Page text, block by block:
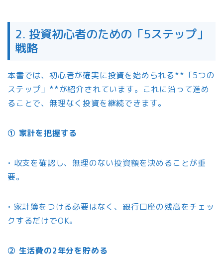
2. 投資初心者のための「5ステップ」
戦略
本書では、初心者が確実に投資を始められる**「5つの
ステップ」**が紹介されています。これに沿って進め
ることで、無理なく投資を継続できます。
① 家計を把握する
• 収支を確認し、無理のない投資額を決めることが重
要。
• 家計簿をつける必要はなく、銀行口座の残高をチェッ
クするだけでOK。
② 生活費の2年分を貯める